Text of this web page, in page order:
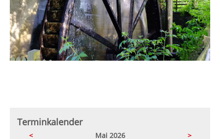
Terminkalender
< Mai 2026
>